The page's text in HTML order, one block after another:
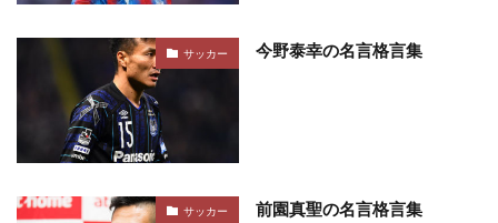
サッカー 今野泰幸の名言格言集
サッカー 前園真聖の名言格言集